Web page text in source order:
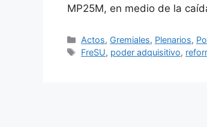
MP25M, en medio de la
Actos, Gremiales, Plenarios,
FreSU, poder adquisitivo,